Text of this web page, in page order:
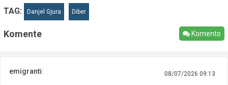
TAG: Danjel Gjura Diber
Komente Komento
emigranti: 08/07/2026 09:13